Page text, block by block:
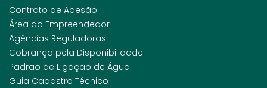
Contrato de Adesão
Área do Empreendedor
Agências Reguladoras
Cobrança pela Disponibilidade
Padrão de Ligação de Água
Guia Cadastro Técnico